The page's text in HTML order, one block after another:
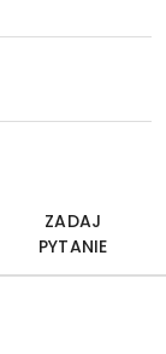
ZADAJ
PYTANIE